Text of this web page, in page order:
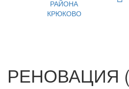
РАЙОНА
КРЮКОВО
РЕНОВАЦИЯ